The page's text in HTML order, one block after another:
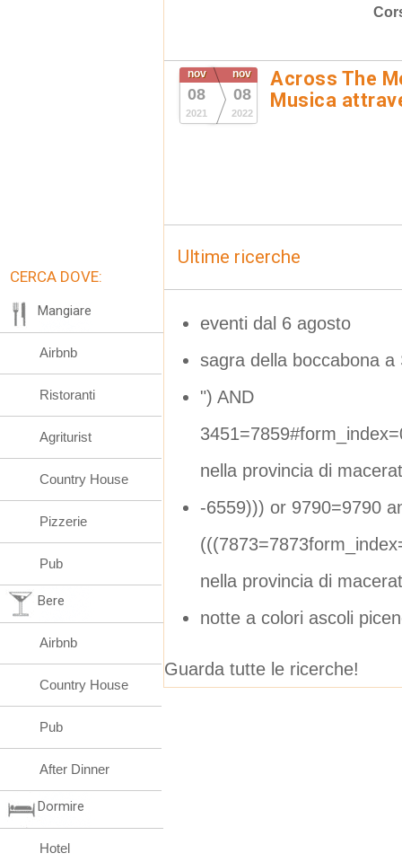
nov
08
2021
nov
08
2022
Across The
Musica
Ultime ricerche
eventi dal 6 agosto
sagra della boccabona
") AND
nella provincia di
-6559))) or 9790=9790
nella provincia di
notte a colori ascoli
Guarda tutte le ricerche!
CERCA DOVE:
Mangiare
Airbnb
Ristoranti
Agriturist
Country House
Pizzerie
Pub
Bere
Airbnb
Country House
Pub
After Dinner
Dormire
Hotel